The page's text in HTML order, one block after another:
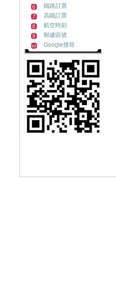
《好康大聲公》
MOTORCYCLE交車禮
送您限量收納組
Honda NEW HR-V發
表首週突破500台訂單
Honda ALL NEW HR-
單突破2200張!!
《好康大聲公-汽車》
炎熱退散!! 汽車試乘好
禮送您遮陽簾
《好康大聲公-汽車》
汽車滿額禮&試乘好禮
送送送
《好康大聲公-汽車》
Honda NEW FIT
鐵路訂票
高鐵訂票
航空時刻
郵遞區號
Google搜尋